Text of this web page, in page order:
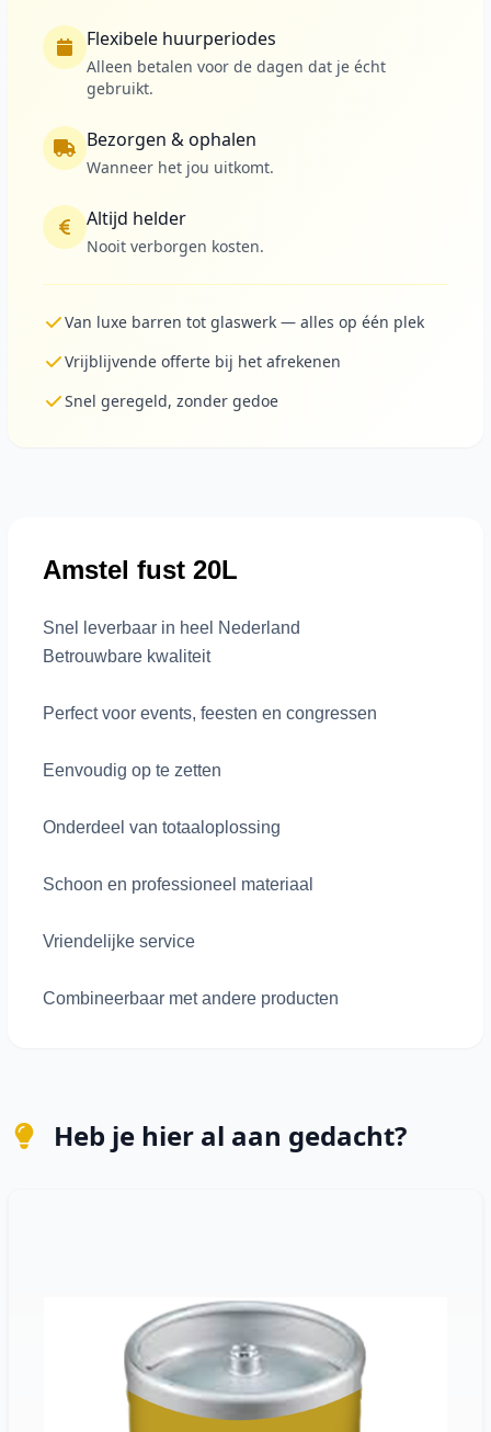
Flexibele huurperiodes
Alleen betalen voor de dagen dat je écht
gebruikt.
Bezorgen & ophalen
Wanneer het jou uitkomt.
Altijd helder
Nooit verborgen kosten.
Van luxe barren tot glaswerk — alles op één plek
Vrijblijvende offerte bij het afrekenen
Snel geregeld, zonder gedoe
Amstel fust 20L
Snel leverbaar in heel Nederland
Betrouwbare kwaliteit
Perfect voor events, feesten en congressen
Eenvoudig op te zetten
Onderdeel van totaaloplossing
Schoon en professioneel materiaal
Vriendelijke service
Combineerbaar met andere producten
Heb je hier al aan gedacht?